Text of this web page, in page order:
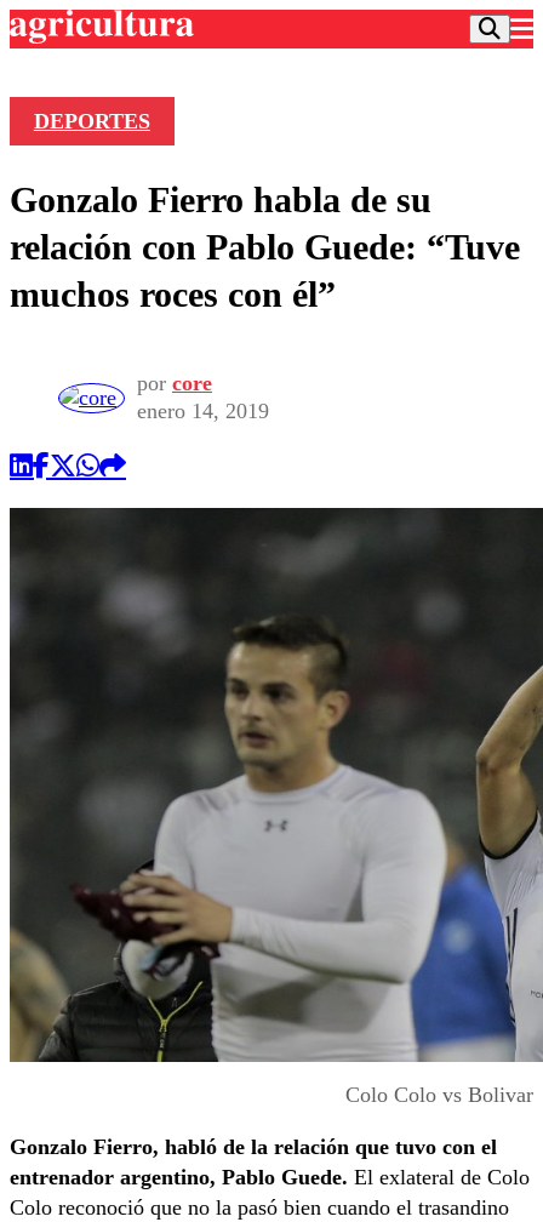
Frecuencias
Agricultura TV
Deportes
Colo Colo
Seleccion Chilena
Universidad de Chile
Entretención
Economía
Publicaciones en medios
Opinión
DEPORTES
Gonzalo Fierro habla de su
relación con Pablo Guede: “Tuve
muchos roces con él”
por core
enero 14, 2019
Colo Colo vs Bolivar
Gonzalo Fierro, habló de la relación que tuvo con el
entrenador argentino, Pablo Guede. El exlateral de Colo
Colo reconoció que no la pasó bien cuando el trasandino